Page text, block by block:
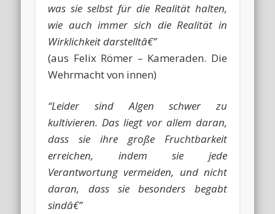
was sie selbst für die Realität halten,
wie auch immer sich die Realität in
Wirklichkeit darstelltâ€”
(aus Felix Römer – Kameraden. Die
Wehrmacht von innen)
“Leider sind Algen schwer zu
kultivieren. Das liegt vor allem daran,
dass sie ihre große Fruchtbarkeit
erreichen, indem sie jede
Verantwortung vermeiden, und nicht
daran, dass sie besonders begabt
sindâ€”